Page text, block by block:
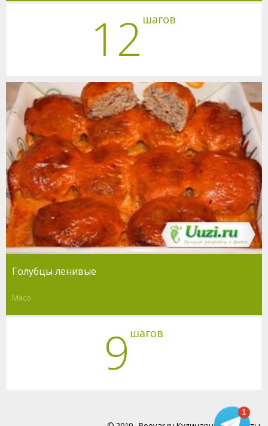
12 шагов
Голубцы ленивые
Мясо
9 шагов
1